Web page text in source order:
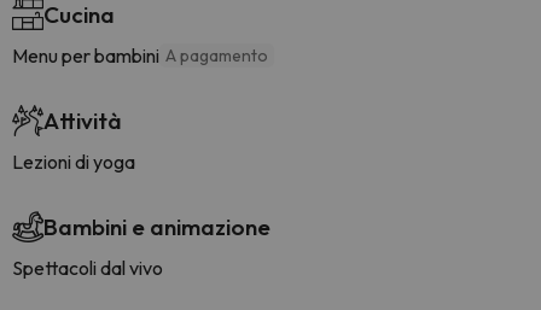
Cucina
Menu per bambini A pagamento
Attività
Lezioni di yoga
Bambini e animazione
Spettacoli dal vivo